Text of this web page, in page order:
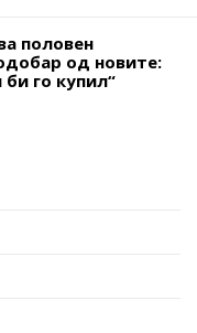
половен
од новите:
го купил“